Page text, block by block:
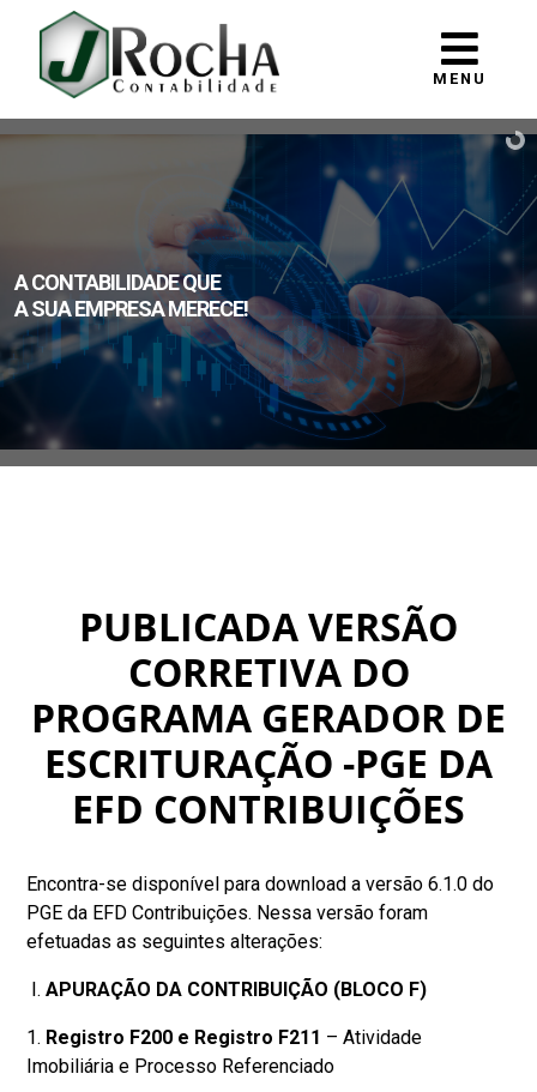
MENU
A CONTABILIDADE QUE
A SUA EMPRESA MERECE!
PUBLICADA VERSÃO
CORRETIVA DO
PROGRAMA GERADOR DE
ESCRITURAÇÃO -PGE DA
EFD CONTRIBUIÇÕES
Encontra-se disponível para download a versão 6.1.0 do
PGE da EFD Contribuições. Nessa versão foram
efetuadas as seguintes alterações:
I.APURAÇÃO DA CONTRIBUIÇÃO (BLOCO F)
1. Registro F200 e Registro F211 – Atividade
Imobiliária e Processo Referenciado